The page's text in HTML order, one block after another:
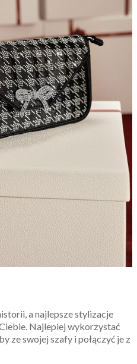
a najlepsze stylizacje
Najlepiej wykorzystać
ze swojej szafy i połączyć je z